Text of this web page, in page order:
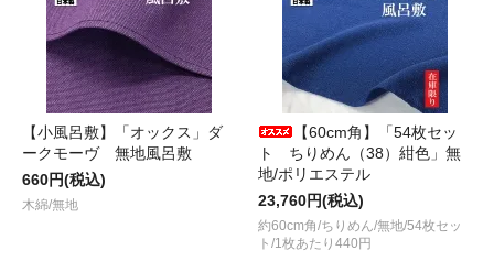
【小風呂敷】「オックス」ダ
ークモーヴ 無地風呂敷
660円(税込)
木綿/無地
【60cm角】「54枚セッ
ト ちりめん（38）紺色」無
地/ポリエステル
23,760円(税込)
約60cm角/ちりめん/無地/54枚セッ
ト/1枚あたり440円